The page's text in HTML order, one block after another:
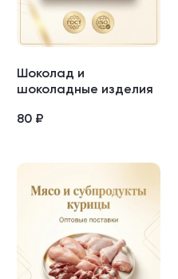
Шоколад и
шоколадные изделия
80 ₽